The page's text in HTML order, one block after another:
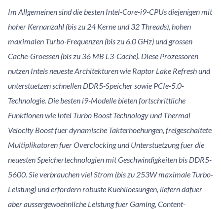
Im Allgemeinen sind die besten Intel-Core-i9-CPUs diejenigen mit
hoher Kernanzahl (bis zu 24 Kerne und 32 Threads), hohen
maximalen Turbo-Frequenzen (bis zu 6,0 GHz) und grossen
Cache-Groessen (bis zu 36 MB L3-Cache). Diese Prozessoren
nutzen Intels neueste Architekturen wie Raptor Lake Refresh und
unterstuetzen schnellen DDR5-Speicher sowie PCIe-5.0-
Technologie. Die besten i9-Modelle bieten fortschrittliche
Funktionen wie Intel Turbo Boost Technology und Thermal
Velocity Boost fuer dynamische Takterhoehungen, freigeschaltete
Multiplikatoren fuer Overclocking und Unterstuetzung fuer die
neuesten Speichertechnologien mit Geschwindigkeiten bis DDR5-
5600. Sie verbrauchen viel Strom (bis zu 253W maximale Turbo-
Leistung) und erfordern robuste Kuehlloesungen, liefern dafuer
aber aussergewoehnliche Leistung fuer Gaming, Content-